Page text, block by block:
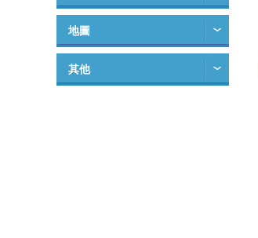
地圖
其他